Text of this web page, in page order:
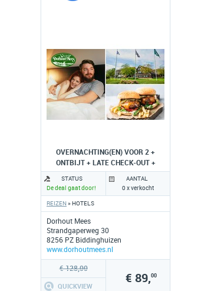
OVERNACHTING(EN) VOOR 2 +
ONTBIJT + LATE CHECK-OUT +
EVENTUEEL 3-GANGENDINER
Dorhout Mees
Strandgaperweg 30
8256 PZ Biddinghuizen
www.dorhoutmees.nl
REIZEN» HOTELS
STATUS
De deal gaat door!
AANTAL
0 x verkocht
€ 128,00
QUICKVIEW
€ 89,00